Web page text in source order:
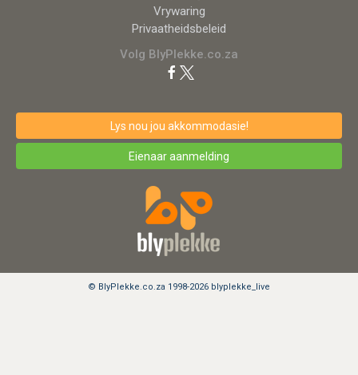
Vrywaring
Privaatheidsbeleid
Volg BlyPlekke.co.za
Lys nou jou akkommodasie!
Eienaar aanmelding
© BlyPlekke.co.za 1998-2026 blyplekke_live